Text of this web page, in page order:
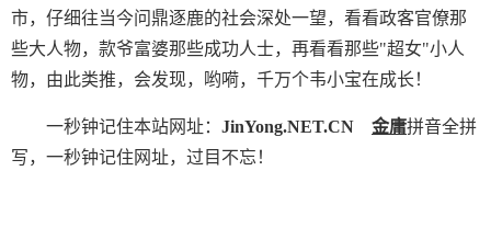
市，仔细往当今问鼎逐鹿的社会深处一望，看看政客官僚那
些大人物，款爷富婆那些成功人士，再看看那些"超女"小人
物，由此类推，会发现，哟嗬，千万个韦小宝在成长！
一秒钟记住本站网址： JinYong.NET.CN 金庸拼音全拼
写，一秒钟记住网址，过目不忘！